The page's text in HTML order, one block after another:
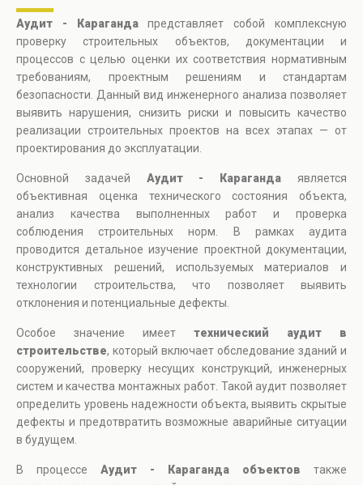
Аудит - Карагандапредставляет собой комплексную
проверку строительных объектов, документации и
процессов с целью оценки их соответствия нормативным
требованиям, проектным решениям и стандартам
безопасности. Данный вид инженерного анализа позволяет
выявить нарушения, снизить риски и повысить качество
реализации строительных проектов на всех этапах — от
проектирования до эксплуатации.
Основной задачей Аудит - Караганда является
объективная оценка технического состояния объекта,
анализ качества выполненных работ и проверка
соблюдения строительных норм. В рамках аудита
проводится детальное изучение проектной документации,
конструктивных решений, используемых материалов и
технологии строительства, что позволяет выявить
отклонения и потенциальные дефекты.
Особое значение имеет технический аудит в
строительстве, который включает обследование зданий и
сооружений, проверку несущих конструкций, инженерных
систем и качества монтажных работ. Такой аудит позволяет
определить уровень надежности объекта, выявить скрытые
дефекты и предотвратить возможные аварийные ситуации
в будущем.
В процессе Аудит - Караганда объектов также